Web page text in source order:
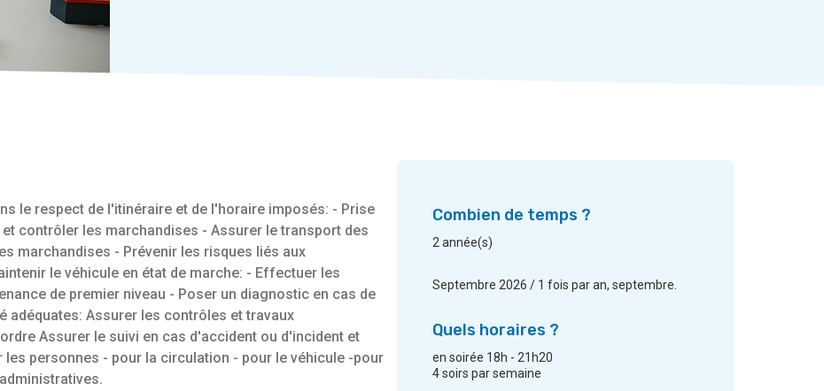
le respect de l'itinéraire et de l'horaire imposés: - Prise
contrôler les marchandises - Assurer le transport des
marchandises - Prévenir les risques liés aux
le véhicule en état de marche: - Effectuer les
de premier niveau - Poser un diagnostic en cas de
adéquates: Assurer les contrôles et travaux
Assurer le suivi en cas d'accident ou d'incident et
personnes - pour la circulation - pour le véhicule -pour
Combien de temps ?
2 année(s)
Septembre 2026 / 1 fois par an, septembre.
Quels horaires ?
en soirée 18h - 21h20
4 soirs par semaine